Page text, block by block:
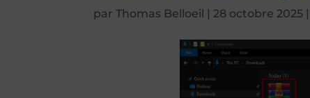
parThomas Belloeil | 28 octobre 2025 |